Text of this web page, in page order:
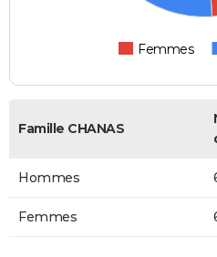
Femmes
Famille CHANAS
Hommes
Femmes